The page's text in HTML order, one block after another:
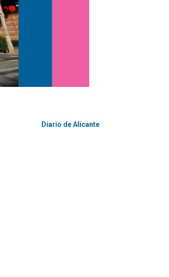
Diario de Alicante